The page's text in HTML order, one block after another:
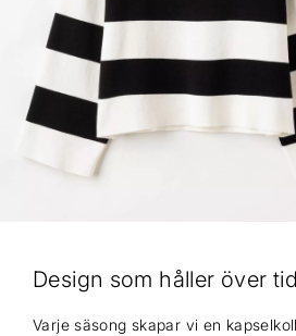
Design som håller över tid
Varje säsong skapar vi en